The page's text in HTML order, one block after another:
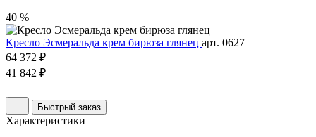
40 %
Кресло Эсмеральда крем бирюза глянец арт. 0627
64 372 ₽
41 842 ₽
Быстрый заказ
Характеристики